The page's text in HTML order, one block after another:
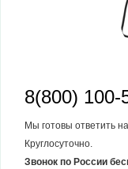
8(800) 100-
Мы готовы ответить
Круглосуточно.
Звонок по России